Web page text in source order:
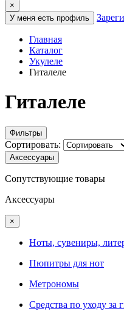
×
У меня есть профиль
Главная
Каталог
Укулеле
Гиталеле
Гиталеле
Фильтры
Сортировать:
Аксессуары
Сопутствующие товары
Аксессуары
×
Ноты, сувениры,
Пюпитры для нот
Метрономы
Средства по уходу за